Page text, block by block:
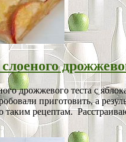
дрожжевого теста с
приготовить, а
таким рецептам.